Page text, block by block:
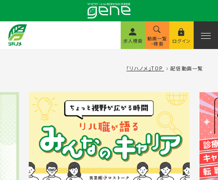
求人検索 動画一覧
・検索 ログイン
「リハノメ」TOP 配信動画一覧